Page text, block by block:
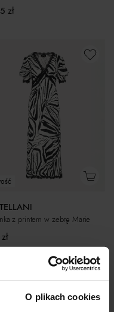
O plikach cookies
zł
z printem w zebrę Marie
zł